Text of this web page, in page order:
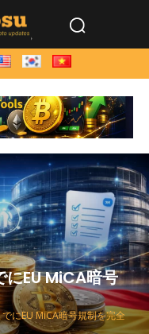
EU MiCA暗号
にEU MiCA暗号規制を完全